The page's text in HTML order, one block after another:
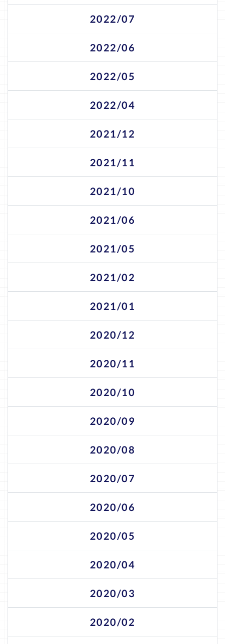
2022/07
2022/06
2022/05
2022/04
2021/12
2021/11
2021/10
2021/06
2021/05
2021/02
2021/01
2020/12
2020/11
2020/10
2020/09
2020/08
2020/07
2020/06
2020/05
2020/04
2020/03
2020/02